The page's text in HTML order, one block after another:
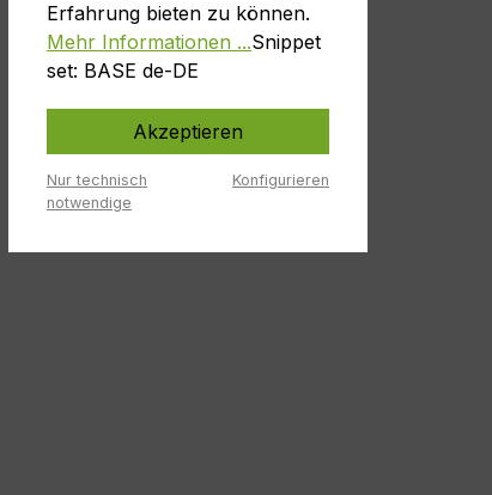
Erfahrung bieten zu können.
Mehr Informationen ...Snippet
set: BASE de-DE
Akzeptieren
Nur technisch
notwendige
Konfigurieren